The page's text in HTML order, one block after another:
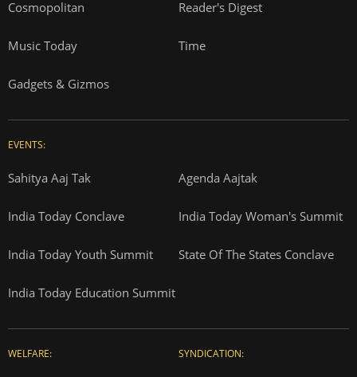
Cosmopolitan Reader's Digest
Music Today Time
Gadgets & Gizmos
EVENTS:
Sahitya Aaj Tak Agenda Aajtak
India Today Conclave India Today Woman's Summit
India Today Youth Summit State Of The States Conclave
India Today Education Summit
WELFARE: SYNDICATION: